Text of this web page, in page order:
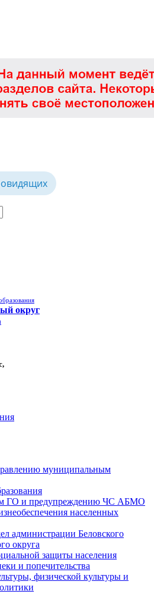
округ
муниципальным
ГО и предупреждению ЧС АБМО
населенных
администрации Беловского
округа
защиты населения
и попечительства
физической культуры и